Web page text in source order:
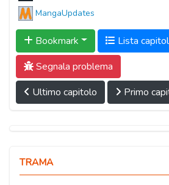
MangaUpdates
Bookmark
Lista
Segnala problema
Ultimo capitolo
Primo
TRAMA